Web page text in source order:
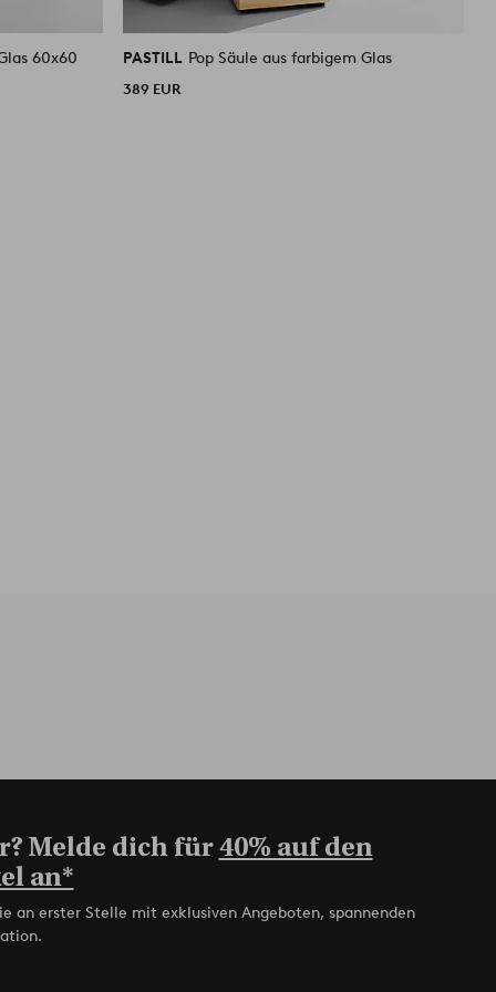
60x60
PASTILL Pop Säule aus farbigem Glas
389 EUR
Melde dich für40% auf den
an*
an erster Stelle mit exklusiven Angeboten, spannenden